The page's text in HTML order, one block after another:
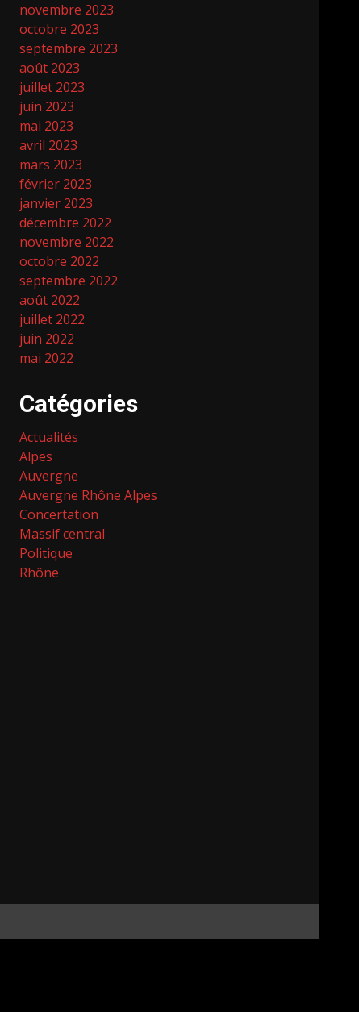
novembre 2023
octobre 2023
septembre 2023
août 2023
juillet 2023
juin 2023
mai 2023
avril 2023
mars 2023
février 2023
janvier 2023
décembre 2022
novembre 2022
octobre 2022
septembre 2022
août 2022
juillet 2022
juin 2022
mai 2022
Catégories
Actualités
Alpes
Auvergne
Auvergne Rhône Alpes
Concertation
Massif central
Politique
Rhône